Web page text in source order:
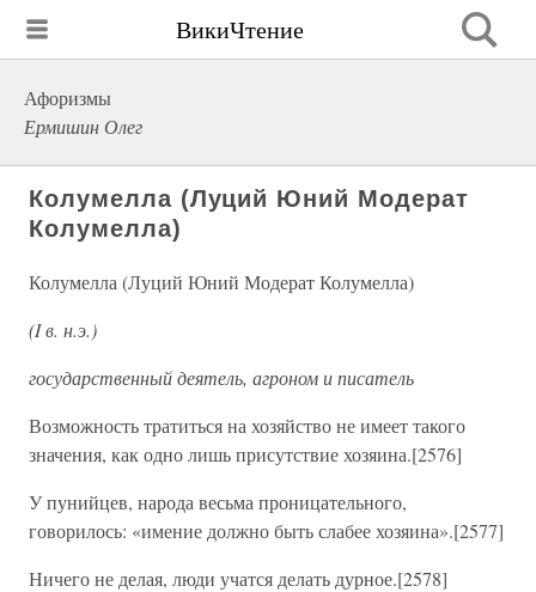
ВикиЧтение
Афоризмы
Ермишин Олег
Колумелла (Луций Юний Модерат
Колумелла)
Колумелла (Луций Юний Модерат Колумелла)
(I в. н.э.)
государственный деятель, агроном и писатель
Возможность тратиться на хозяйство не имеет такого
значения, как одно лишь присутствие хозяина.[2576]
У пунийцев, народа весьма проницательного,
говорилось: «имение должно быть слабее хозяина».[2577]
Ничего не делая, люди учатся делать дурное.[2578]